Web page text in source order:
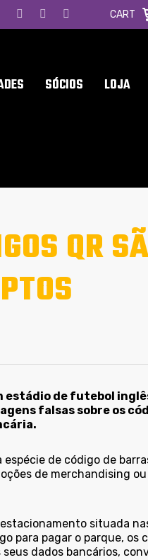
CART
SÓCIOS LOJA
QR
estádio de futebol
falsas sobre os
de código de
de merchandising
situada
para pagar o parque, os
dados bancários,